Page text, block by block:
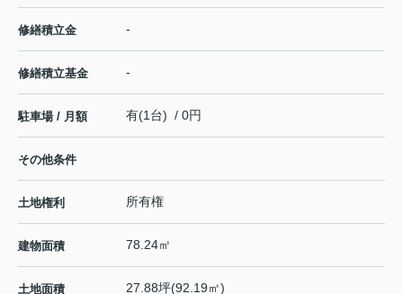
修繕積立金 -
修繕積立基金 -
駐車場 / 月額 有(1台) / 0円
その他条件
土地権利 所有権
建物面積 78.24㎡
土地面積 27.88坪(92.19㎡)